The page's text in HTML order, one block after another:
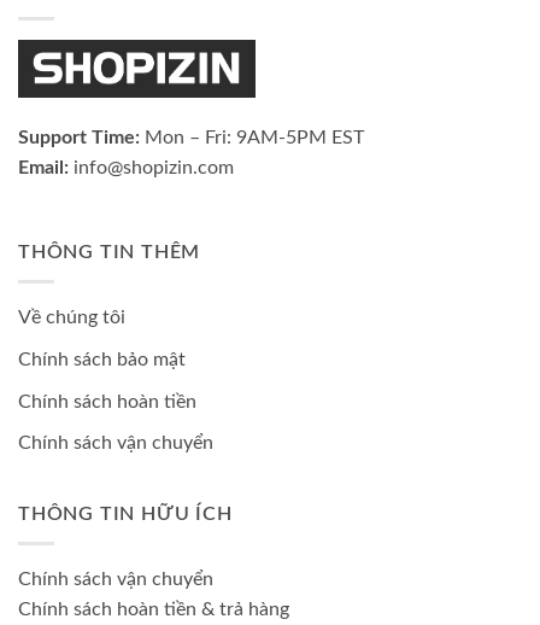
Support Time: Mon – Fri: 9AM-5PM EST
Email: info@shopizin.com
THÔNG TIN THÊM
Về chúng tôi
Chính sách bảo mật
Chính sách hoàn tiền
Chính sách vận chuyển
THÔNG TIN HỮU ÍCH
Chính sách vận chuyển
Chính sách hoàn tiền & trả hàng